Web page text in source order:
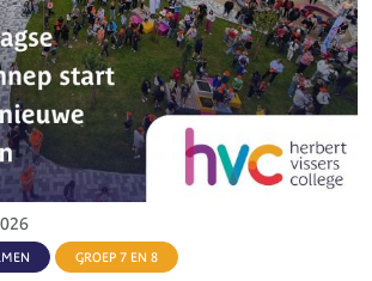
GROEP 7 EN 8